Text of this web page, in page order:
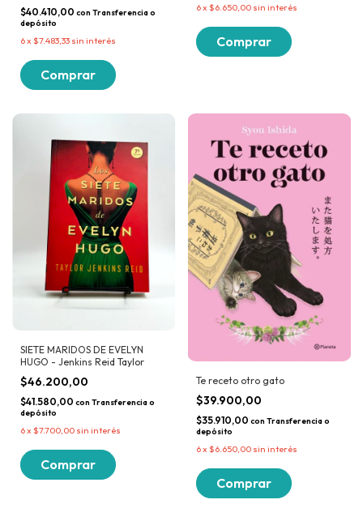
$40.410,00 con Transferencia o
depósito
6x $7.483,33 sin interés
6x $6.650,00 sin interés
SIETE MARIDOS DE EVELYN
HUGO - Jenkins Reid Taylor
$46.200,00
$41.580,00 con Transferencia o
depósito
6x $7.700,00 sin interés
Te receto otro gato
$39.900,00
$35.910,00 con Transferencia o
depósito
6x $6.650,00 sin interés